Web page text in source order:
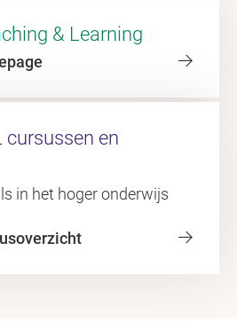
& Learning
cursussen en
in het hoger onderwijs